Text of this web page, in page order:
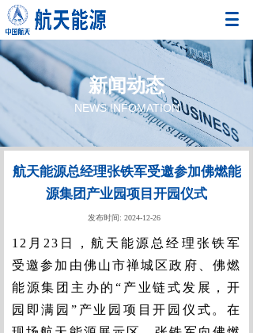
新闻动态
NEWS INFOMATION
航天能源总经理张铁军受邀参加佛燃能
源集团产业园项目开园仪式
发布时间: 2024-12-26
12月23日，航天能源总经理张铁军
受邀参加由佛山市禅城区政府、佛燃
能源集团主办的“产业链式发展，开
园即满园”产业园项目开园仪式。在